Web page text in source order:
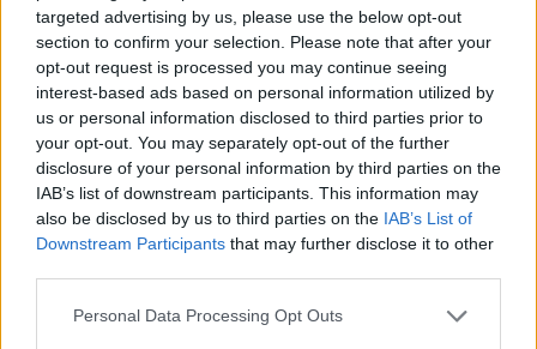
targeted advertising by us, please use the below opt-out
section to confirm your selection. Please note that after your
opt-out request is processed you may continue seeing
interest-based ads based on personal information utilized by
us or personal information disclosed to third parties prior to
your opt-out. You may separately opt-out of the further
disclosure of your personal information by third parties on the
IAB’s list of downstream participants. This information may
also be disclosed by us to third parties on the IAB’s List of
Downstream Participants that may further disclose it to other
Please note that this website/app uses one or more Google
Personal Data Processing Opt Outs
Η εκπρόσωπος του Τραμπ Καρολάιν Λίβιτ